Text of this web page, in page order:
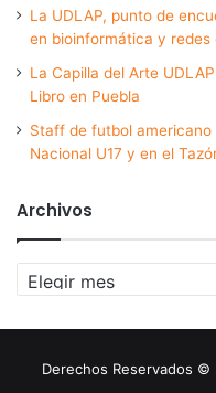
La UDLAP, punto de
en bioinformática y redes
La Capilla del Arte
Libro en Puebla
Staff de futbol americano
Nacional U17 y en el
Archivos
Archivos
Derechos Reservados ©